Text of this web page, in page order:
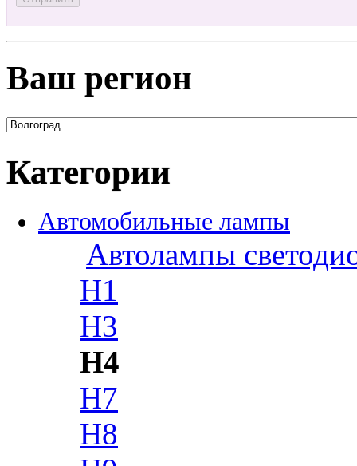
Ваш регион
Категории
Автомобильные лампы
Автолампы
H1
H3
H4
H7
H8